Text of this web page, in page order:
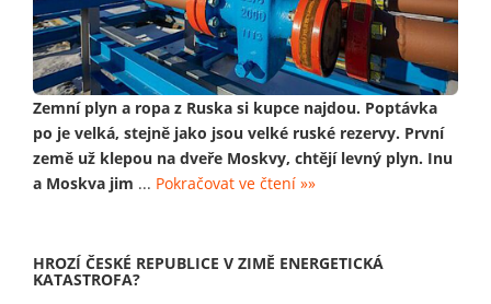
Zemní plyn a ropa z Ruska si kupce najdou. Poptávka
po je velká, stejně jako jsou velké ruské rezervy. První
země už klepou na dveře Moskvy, chtějí levný plyn. Inu
a Moskva jim ... Pokračovat ve čtení »»
HROZÍ ČESKÉ REPUBLICE V ZIMĚ ENERGETICKÁ
KATASTROFA?